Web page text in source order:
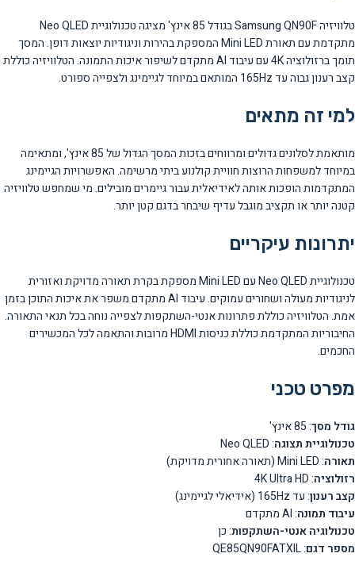
טלוויזיה Samsung QN90F בגודל 85 אינץ' מציגה טכנולוגיית Neo QLED
מתקדמת עם תאורת Mini LED המספקת בהירות וניגודיות יוצאות דופן. המסך
תומך ברזולוציה 4K עם עיבוד AI מתקדם לשיפור איכות התמונה. הטלוויזיה כוללת
קצב רענון גבוה עד 165Hz המותאם במיוחד לגיימינג ולצפייה ספורט.
למי זה מתאים
מותאמת לסלונים גדולים ומרווחים בזכות המסך הגדול של 85 אינץ', ומתאימה
במיוחד למשפחות הרוצות חוויית קולנוע ביתי מרשימה. האפשרויות הגיימינג
המתקדמות הופכות אותה לאידיאלית עבור גיימרים מובילים. מי שמחפש טלוויזיה
קטנה יותר או תקציב מוגבל עדיף שיבחר בדגם קטן יותר.
יתרונות עיקריים
טכנולוגיית Neo QLED עם Mini LED מספקת בקרת תאורה מדויקת ואזורית
לניגודיות מעולה ושחורים עמוקים. עיבוד AI מתקדם משפר את איכות התוכן בזמן
אמת. הטלוויזיה כוללת פתרונות אנטי-השתקפות לצפייה נוחה בכל תנאי התאורה.
החיבוריות המתקדמת כוללת כניסות HDMI מרובות והתאמה לכל המכשירים
החכמים.
מפרט טכני
גודל מסך: 85 אינץ'
טכנולוגיית תצוגה: Neo QLED
תאורה: Mini LED (תאורה אחורית מדויקת)
רזולוציה: 4K Ultra HD
קצב רענון: עד 165Hz (אידיאלי לגיימינג)
עיבוד תמונה: AI מתקדם
טכנולוגיה אנטי-השתקפות: כן
מספר דגם: QE85QN90FATXIL